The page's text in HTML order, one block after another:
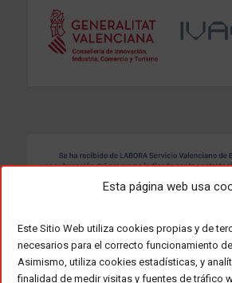
Esta página web usa
Este Sitio Web utiliza cookies propias y de
necesarios para el correcto funcionamiento
Asimismo, utiliza cookies estadísticas, y
finalidad de medir visitas y fuentes de tráfico